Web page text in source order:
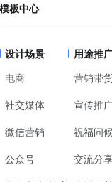
模板中心
设计场景
电商
社交媒体
微信营销
公众号
用途推
营销带
宣传推
祝福问
交流分
？
报的使用场景和目
竖版、信息精炼、
需要包含更详细的
成人爱好者，还是
信息重点和视觉风
选择更艺术化、有